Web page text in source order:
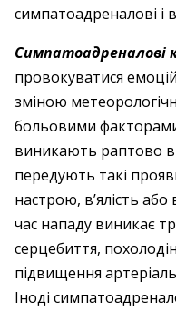
симпатоадреналові і
Симпатоадреналові
провокуватися
зміною
больовими
виникають раптово
передують такі
настрою, в’ялість або
час нападу виникає
серцебиття,
підвищення
Іноді